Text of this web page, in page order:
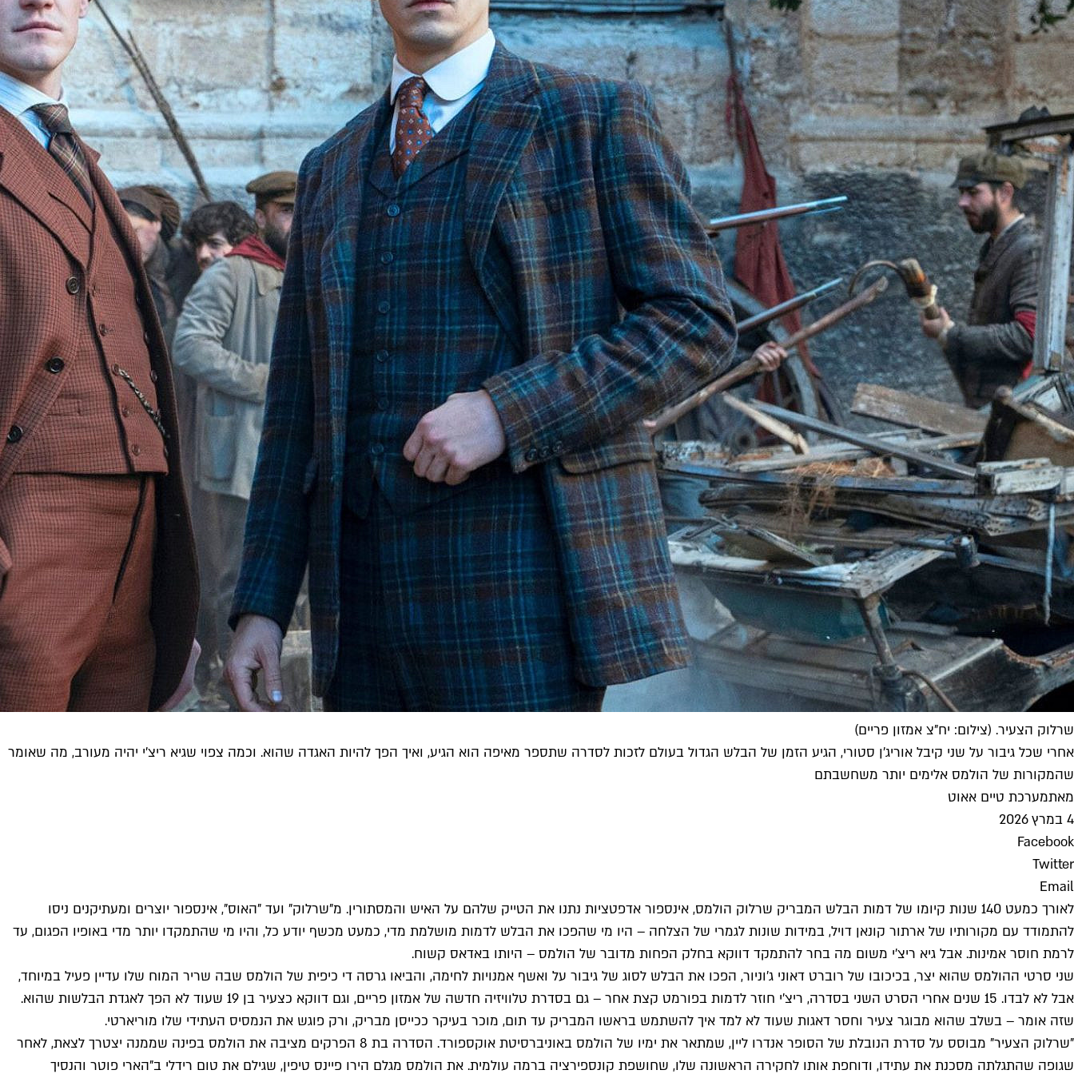
שרלוק הצעיר. (צילום: יח"צ אמזון פריים)
אחרי שכל גיבור על שני קיבל אוריג'ן סטורי, הגיע הזמן של הבלש הגדול בעולם לזכות לסדרה שתספר מאיפה הוא הגיע, ואיך הפך להיות האגדה שהוא. וכמה צפוי שגיא ריצ'י יהיה מעורב, מה שאומר
שהמקורות של הולמס אלימים יותר משחשבתם
מאתמערכת טיים אאוט
4 במרץ 2026
Facebook
Twitter
Email
לאורך כמעט 140 שנות קיומו של דמות הבלש המבריק שרלוק הולמס, אינספור אדפטציות נתנו את הטייק שלהם על האיש והמסתורין. מ"שרלוק" ועד "האוס", אינספור יוצרים ומעתיקנים ניסו
להתמודד עם מקורותיו של ארתור קונאן דויל, במידות שונות לגמרי של הצלחה – היו מי שהפכו את הבלש לדמות מושלמת מדי, כמעט מכשף יודע כל, והיו מי שהתמקדו יותר מדי באופיו הפגום, עד
לרמת חוסר אמינות. אבל גיא ריצ'י משום מה בחר להתמקד דווקא בחלק הפחות מדובר של הולמס – היותו באדאס קשוח.
שני סרטי ההולמס שהוא יצר, בכיכובו של רוברט דאוני ג'וניור, הפכו את הבלש לסוג של גיבור על ואשף אמנויות לחימה, והביאו גרסה די כיפית של הולמס שבה שריר המוח שלו עדיין פעיל במיוחד,
אבל לא לבדו. 15 שנים אחרי הסרט השני בסדרה, ריצ'י חוזר לדמות בפורמט קצת אחר – גם בסדרת טלוויזיה חדשה של אמזון פריים, וגם דווקא כצעיר בן 19 שעוד לא הפך לאגדת הבלשות שהוא.
שזה אומר – בשלב שהוא מבוגר צעיר וחסר דאגות שעוד לא למד איך להשתמש בראשו המבריק עד תום, מוכר בעיקר ככייסן מבריק, ורק פוגש את הנמסיס העתידי שלו מוריארטי.
"שרלוק הצעיר" מבוסס על סדרת הנובלת של הסופר אנדרו ליין, שמתאר את ימיו של הולמס באוניברסיטת אוקספורד. הסדרה בת 8 הפרקים מציבה את הולמס בפינה שממנה יצטרך לצאת, לאחר
שגופה שהתגלתה מסכנת את עתידו, ודוחפת אותו לחקירה הראשונה שלו, שחושפת קונספירציה ברמה עולמית. את הולמס מגלם הירו פיינס טיפין, שגילם את טום רידלי ב"הארי פוטר והנסיך